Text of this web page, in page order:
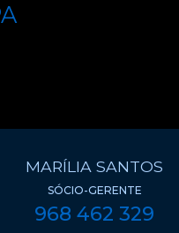
MARÍLIA SANTOS
SÓCIO-GERENTE
968 462 329